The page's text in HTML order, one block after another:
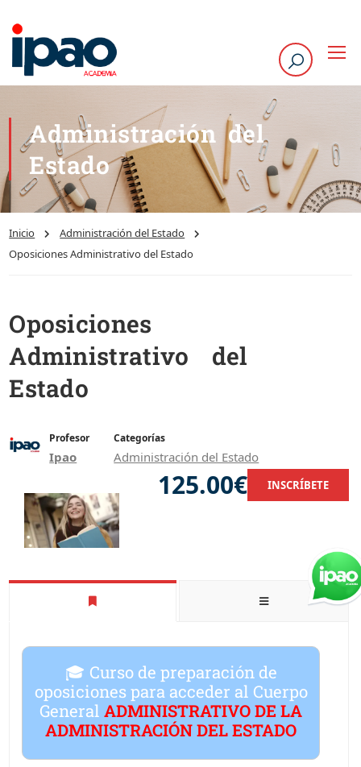
Administración del
Estado
Inicio
Administración del Estado
Oposiciones Administrativo del Estado
Oposiciones
Administrativo del
Estado
Profesor
Ipao
Categorías
Administración del Estado
125.00€ INSCRÍBETE
🎓 Curso de preparación de
oposiciones para acceder al Cuerpo
General ADMINISTRATIVO DE LA
ADMINISTRACIÓN DEL ESTADO